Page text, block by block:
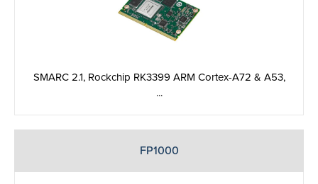
SMARC 2.1, Rockchip RK3399 ARM Cortex-A72 & A53,
...
FP1000